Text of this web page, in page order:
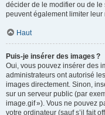
décider de le modifier ou de
peuvent également limiter
Haut
Puis-je insérer des images ?
Oui, vous pouvez insérer des
administrateurs ont autorisé
images directement. Sinon,
sur un serveur public (par
image.gif »). Vous ne pouvez
votre ordinateur (sauf s’il fait